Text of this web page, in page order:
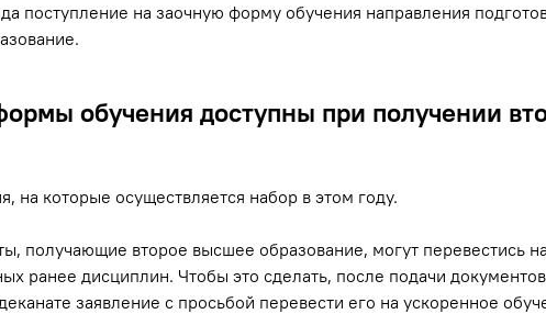
поступление на заочную форму обучения направления
обучения доступны при получении
на которые осуществляется набор в этом году.
получающие второе высшее образование, могут перевестись
ранее дисциплин. Чтобы это сделать, после подачи
заявление с просьбой перевести его на ускоренное